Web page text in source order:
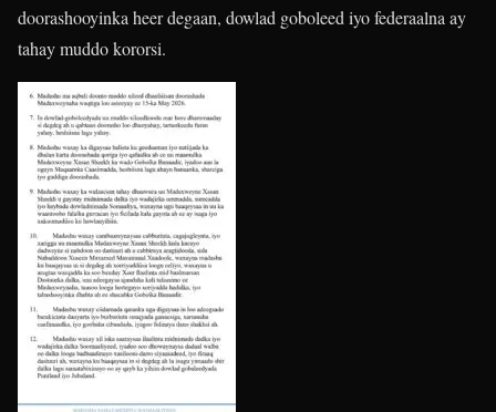
doorashooyinka heer degaan, dowlad goboleed iyo federaalna ay
tahay muddo kororsi.